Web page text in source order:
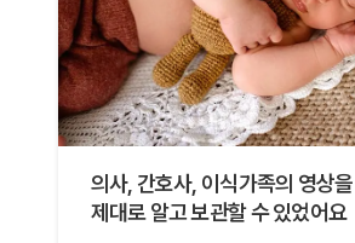
의사, 간호사, 이식가족의 영상
제대로 알고 보관할 수 있었어요